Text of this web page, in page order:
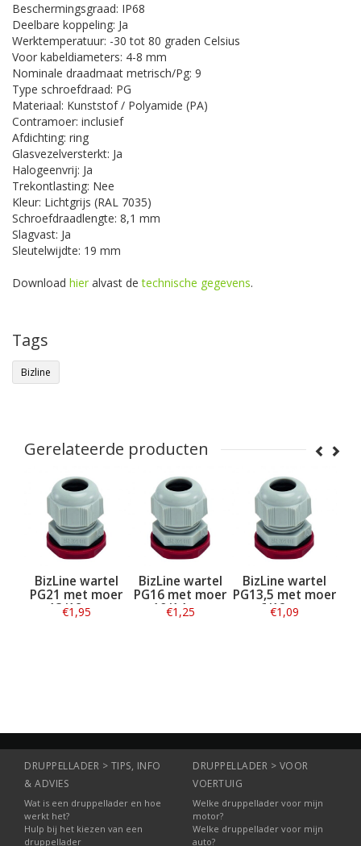
Beschermingsgraad: IP68
Deelbare koppeling: Ja
Werktemperatuur: -30 tot 80 graden Celsius
Voor kabeldiameters: 4-8 mm
Nominale draadmaat metrisch/Pg: 9
Type schroefdraad: PG
Materiaal: Kunststof / Polyamide (PA)
Contramoer: inclusief
Afdichting: ring
Glasvezelversterkt: Ja
Halogeenvrij: Ja
Trekontlasting: Nee
Kleur: Lichtgrijs (RAL 7035)
Schroefdraadlengte: 8,1 mm
Slagvast: Ja
Sleutelwijdte: 19 mm
Download hier alvast detechnische gegevens.
Tags
Bizline
Gerelateerde producten
wartel
met moer
13/18mm
BizLine wartel
PG16 met moer
10/14mm
BizLine wartel
PG13,5 met moer
6/12mm
BizLine
PG7 met
DRUPPELLADER > TIPS, INFO
& ADVIES
Wat is een druppellader en hoe
werkt het?
Hulp bij het kiezen van een
druppellader
DRUPPELLADER > VOOR
VOERTUIG
Welke druppellader voor mijn
motor?
Welke druppellader voor mijn
auto?